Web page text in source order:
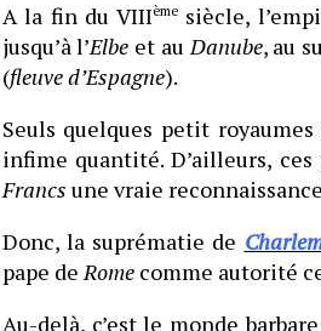
A la fin du VIIIèmesiècle,
jusqu’à l’Elbe et auDanube, au
(fleuve d’Espagne).
Seuls quelques petit
infime quantité. D’ailleurs,
Francs une vraie
Donc, la suprématie de
pape deRomecomme autorité
Au-delà, c’est le monde